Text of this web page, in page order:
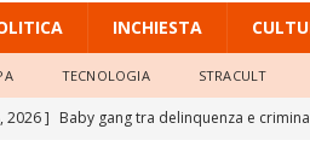
INCHIESTA
TECNOLOGIA STRACULT
2026 ] Baby gang tra delinquenza e